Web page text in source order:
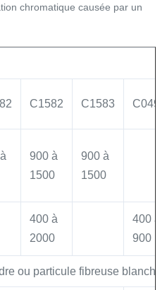
chromatique causée par un
C1582 C1583 C0492
900 à
1500
900 à
1500
400 à
2000
400 à
900
ou particule fibreuse blanche